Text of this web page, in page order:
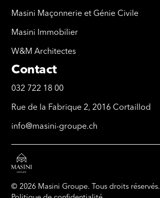
Masini Maçonnerie et Génie Civile
Masini Immobilier
W&M Architectes
Contact
032 722 18 00
Rue de la Fabrique 2, 2016 Cortaillod
info@masini-groupe.ch
© 2026 Masini Groupe. Tous droits réservés.